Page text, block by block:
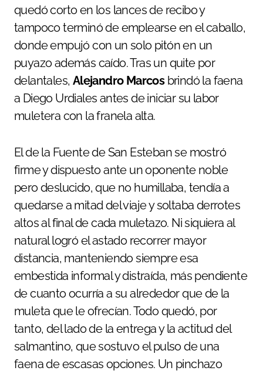
quedó corto en los lances de recibo y
tampoco terminó de emplearse en el caballo,
donde empujó con un solo pitón en un
puyazo además caído. Tras un quite por
delantales, Alejandro Marcosbrindó la faena
a Diego Urdiales antes de iniciar su labor
muletera con la franela alta.
El de la Fuente de San Esteban se mostró
firme y dispuesto ante un oponente noble
pero deslucido, que no humillaba, tendía a
quedarse a mitad del viaje y soltaba derrotes
altos al final de cada muletazo. Ni siquiera al
natural logró el astado recorrer mayor
distancia, manteniendo siempre esa
embestida informal y distraída, más pendiente
de cuanto ocurría a su alrededor que de la
muleta que le ofrecían. Todo quedó, por
tanto, del lado de la entrega y la actitud del
salmantino, que sostuvo el pulso de una
faena de escasas opciones. Un pinchazo